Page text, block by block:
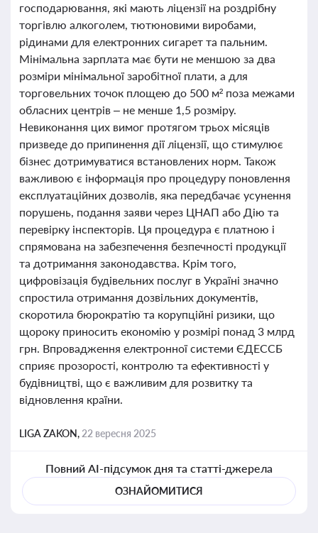
господарювання, які мають ліцензії на роздрібну
торгівлю алкоголем, тютюновими виробами,
рідинами для електронних сигарет та пальним.
Мінімальна зарплата має бути не меншою за два
розміри мінімальної заробітної плати, а для
торговельних точок площею до 500 м² поза межами
обласних центрів – не менше 1,5 розміру.
Невиконання цих вимог протягом трьох місяців
призведе до припинення дії ліцензії, що стимулює
бізнес дотримуватися встановлених норм. Також
важливою є інформація про процедуру поновлення
експлуатаційних дозволів, яка передбачає усунення
порушень, подання заяви через ЦНАП або Дію та
перевірку інспекторів. Ця процедура є платною і
спрямована на забезпечення безпечності продукції
та дотримання законодавства. Крім того,
цифровізація будівельних послуг в Україні значно
спростила отримання дозвільних документів,
скоротила бюрократію та корупційні ризики, що
щороку приносить економію у розмірі понад 3 млрд
грн. Впровадження електронної системи ЄДЕССБ
сприяє прозорості, контролю та ефективності у
будівництві, що є важливим для розвитку та
відновлення країни.
LIGA ZAKON, 22 вересня 2025
Повний AI-підсумок дня та статті-джерела
ОЗНАЙОМИТИСЯ